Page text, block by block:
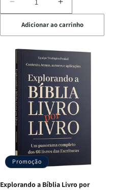
Diminuir
a
quantidade
de
Bíblia
o
Estudo
da
Mulher
NVA
Capa
Dura
|
Aumentar
a
quantidade
de
Bíblia
para
o
Estudo
Mulher
|
NVA
|
Capa
Dura
|
Adicionar ao carrinho
Promoção
Explorando a Bíblia Livro por